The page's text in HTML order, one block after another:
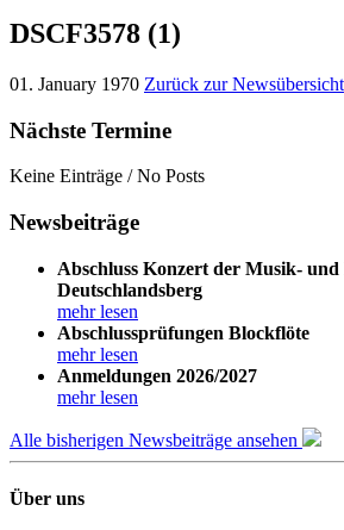
DSCF3578 (1)
01. January 1970 Zurück zur Newsübersicht
Nächste Termine
Keine Einträge / No Posts
Newsbeiträge
Abschluss Konzert der Musik- und
Deutschlandsberg
mehr lesen
Abschlussprüfungen Blockflöte
mehr lesen
Anmeldungen 2026/2027
mehr lesen
Alle bisherigen Newsbeiträge ansehen
Über uns